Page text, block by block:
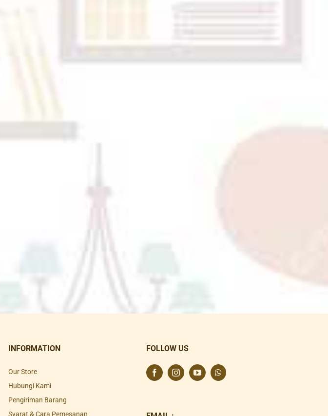
INFORMATION
Our Store
Hubungi Kami
Pengiriman Barang
Syarat & Cara Pemesanan
FOLLOW US